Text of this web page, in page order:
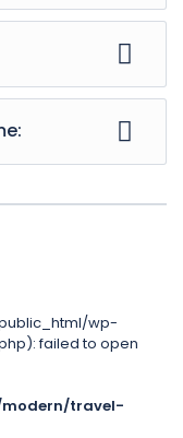
ihtimali olan
çalışılır.
ateş
wp-
failed to open
travel-